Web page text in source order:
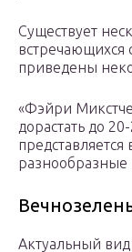
Существует
встречающихся
приведены
«Фэйри
дорастать до
разнообразные
Актуальный